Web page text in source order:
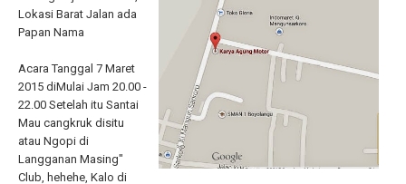
Lokasi Barat Jalan ada
Papan Nama
Acara Tanggal 7 Maret
2015 diMulai Jam 20.00 -
22.00 Setelah itu Santai
Mau cangkruk disitu
atau Ngopi di
Langganan Masing"
Club, hehehe, Kalo di